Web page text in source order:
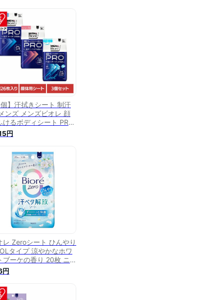
個】汗拭きシート 制汗
ンズ メンズビオレ 顔
けるボディシート PRO
きシート シート ボディ
ト 脇汗 男性 男性制汗
ワイトサボンの香り フ
ティーベリーの香り ク
タイプ/アイスサボンの
円
レ Zeroシート ひんやり
タイプ 涼やかなホワ
ブーケの香り 20枚 ニ
汗拭き 皮脂 汗 制汗剤
ドラント
円